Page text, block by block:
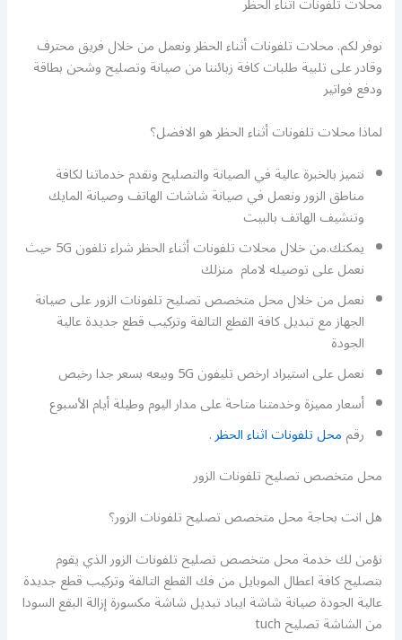
نوفر لكم. محلات تلفونات أثناء الحظر ونعمل من خلال فريق محترف
وقادر على تلبية طلبات كافة زبائننا من صيانة وتصليح وشحن بطاقة
ودفع فواتير
لماذا محلات تلفونات أثناء الحظر هو الافضل؟
نتميز بالخبرة عالية في الصيانة والتصليح ونقدم خدماتنا لكافة
مناطق الزور ونعمل في صيانة شاشات الهاتف وصيانة المايك
وتنشيف الهاتف بالبيت
يمكنك.من خلال محلات تلفونات أثناء الحظر شراء تلفون 5G حيث
نعمل على توصيله لامام منزلك
نعمل من خلال محل متخصص تصليح تلفونات الزور على صيانة
الجهاز مع تبديل كافة القطع التالفة وتركيب قطع جديدة عالية
الجودة
نعمل على استيراد ارخص تليفون 5G وبيعه بسعر جدا رخيص
أسعار مميزة وخدمتنا متاحة على مدار اليوم وطيلة أيام الأسبوع
رقممحل تلفونات اثناء الحظر.
محل متخصص تصليح تلفونات الزور
هل انت بحاجة محل متخصص تصليح تلفونات الزور؟
نؤمن لك خدمة محل متخصص تصليح تلفونات الزور الذي يقوم
بتصليح كافة اعطال الموبايل من فك القطع التالفة وتركيب قطع جديدة
عالية الجودة صيانة شاشة ايباد تبديل شاشة مكسورة إزالة البقع السودا
من الشاشة تصليح tuch